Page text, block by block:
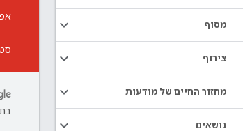
מסוף
צירוף
מחזור החיים של מודעות
נושאים